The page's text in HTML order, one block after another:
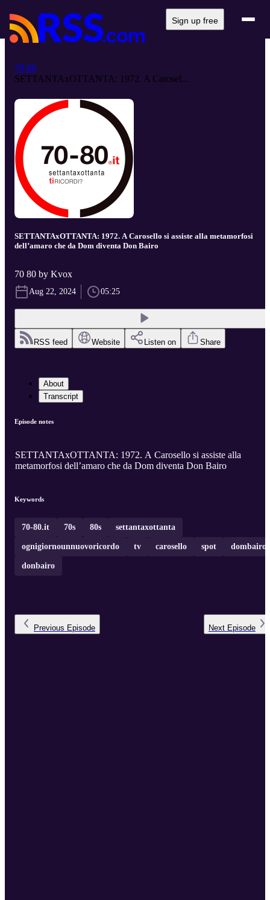
Sign up free
70 80
SETTANTAxOTTANTA: 1972. A Carosel...
SETTANTAxOTTANTA: 1972. A Carosello si assiste alla metamorfosi
dell’amaro che da Dom diventa Don Bairo
70 80 by Kvox
Aug 22, 2024 05:25
RSS feed Website Listen on Share
About
Transcript
Episode notes
SETTANTAxOTTANTA: 1972. A Carosello si assiste alla
metamorfosi dell’amaro che da Dom diventa Don Bairo
Keywords
70-80.it 70s 80s settantaxottanta
ognigiornounnuovoricordo tv carosello spot dombairo
donbairo
Previous Episode Next Episode